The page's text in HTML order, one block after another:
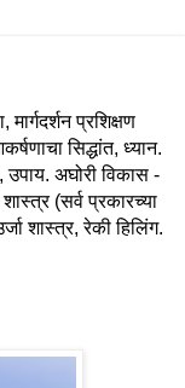
प्रशिक्षण
सिद्धांत, ध्यान.
अघोरी विकास -
(सर्व प्रकारच्या
शास्त्र, रेकी हिलिंग.